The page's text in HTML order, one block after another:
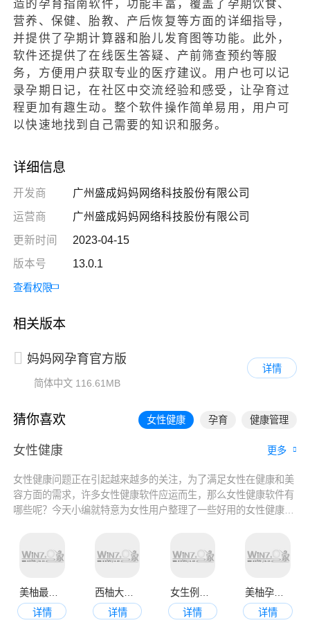
造的孕育指南软件，功能丰富，覆盖了孕期饮食、
营养、保健、胎教、产后恢复等方面的详细指导，
并提供了孕期计算器和胎儿发育图等功能。此外，
软件还提供了在线医生答疑、产前筛查预约等服
务，方便用户获取专业的医疗建议。用户也可以记
录孕期日记，在社区中交流经验和感受，让孕育过
程更加有趣生动。整个软件操作简单易用，用户可
以快速地找到自己需要的知识和服务。
详细信息
开发商
广州盛成妈妈网络科技股份有限公司
运营商
广州盛成妈妈网络科技股份有限公司
更新时间
2023-04-15
版本号
13.0.1
查看权限
相关版本
妈妈网孕育官方版
简体中文 116.61MB
详情
猜你喜欢 女性健康 孕育 健康管理
女性健康 更多
女性健康问题正在引起越来越多的关注，为了满足女性在健康和美
容方面的需求，许多女性健康软件应运而生，那么女性健康软件有
哪些呢？今天小编就特意为女性用户整理了一些好用的女性健康管
美柚最新版
详情
西柚大姨妈月经期助手
详情
女生例假记录app
详情
美柚孕期app
详情